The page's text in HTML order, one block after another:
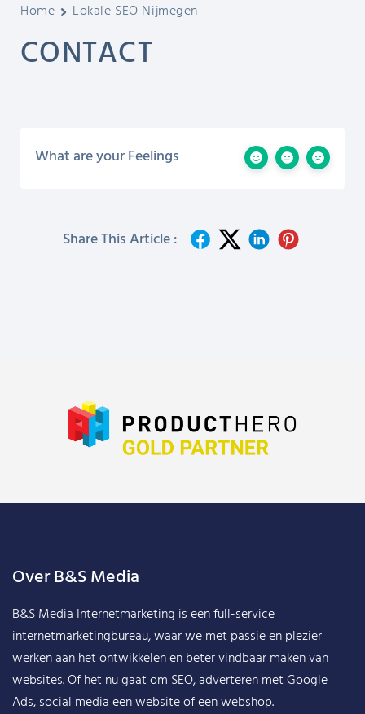
Home Lokale SEO Nijmegen
CONTACT
What are your Feelings
Share This Article :
Over B&S Media
B&S Media Internetmarketing is een full-service
internetmarketingbureau, waar we met passie en plezier
werken aan het ontwikkelen en beter vindbaar maken van
websites. Of het nu gaat om SEO, adverteren met Google
Ads, social media een website of een webshop.